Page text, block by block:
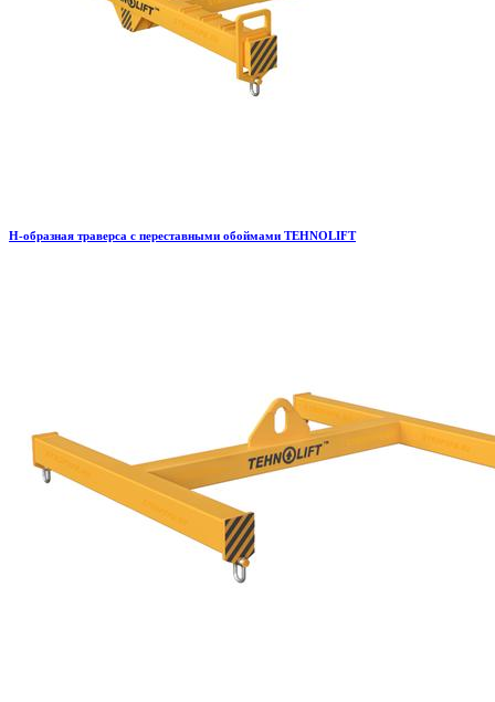
H-образная траверса с переставными обоймами TEHNOLIFT